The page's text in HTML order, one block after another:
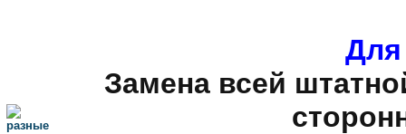
Для
Замена всей